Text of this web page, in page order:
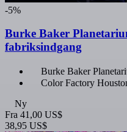
-5%
Burke Baker
fabriksindgang
Burke Baker
Color Factory
Ny
Fra 41,00 US$
38,95 US$